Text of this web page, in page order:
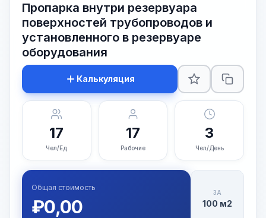
Пропарка внутри резервуара
поверхностей трубопроводов и
установленного в резервуаре
оборудования
Калькуляция
17
Чел/Ед
17
Рабочие
3
Чел/День
Общая стоимость
₽0,00
ЗА
100 м2